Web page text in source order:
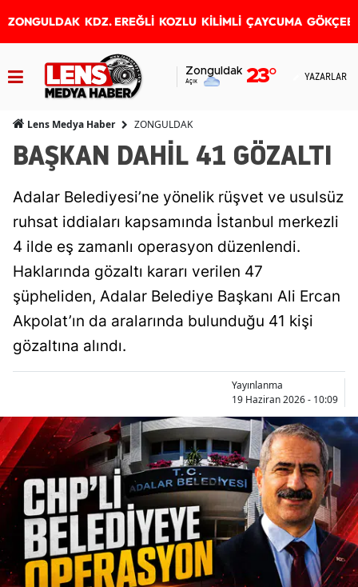
ZONGULDAK KDZ. EREĞLİ KOZLU KİLİMLİ ÇAYCUMA
Zonguldak
Açık 23° YAZARLAR
Lens Medya Haber ZONGULDAK
BAŞKAN DAHİL 41 GÖZALTI
Adalar Belediyesi’ne yönelik rüşvet ve usulsüz
ruhsat iddiaları kapsamında İstanbul merkezli
4 ilde eş zamanlı operasyon düzenlendi.
Haklarında gözaltı kararı verilen 47
şüpheliden, Adalar Belediye Başkanı Ali Ercan
Akpolat’ın da aralarında bulunduğu 41 kişi
gözaltına alındı.
Yayınlanma
19 Haziran 2026 - 10:09